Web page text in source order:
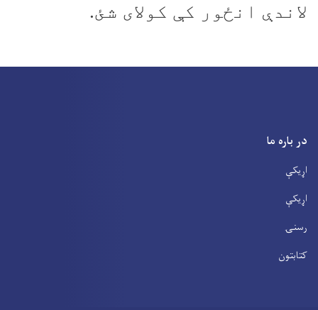
لاندې انځور کې کولای شئ.
در باره ما
اړیکې
اړیکې
رسنۍ
کتابتون